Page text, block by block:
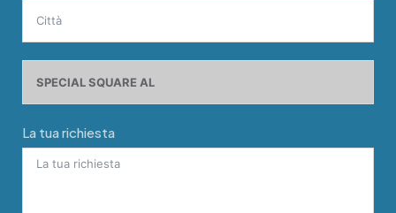
La tua richiesta